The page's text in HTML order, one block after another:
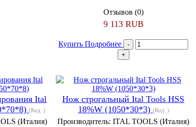
Отзывов (0)
9 113 RUB
КупитьПодробнее
Ital
(Код: )
(Италия)
Нож строгальный Ital Tools HSS
18%W (1050*30*3) (Код: )
Производитель:ITAL TOOLS (Италия)